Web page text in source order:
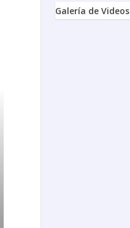
Galería de Videos